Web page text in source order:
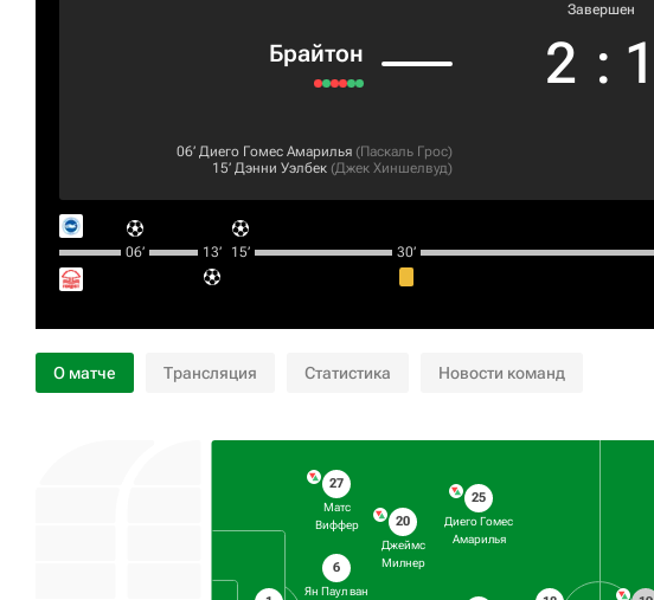
Брайтон
Завершен
2 : 1
06‎’‎ Диего Гомес Амарилья (Паскаль Грос)
15‎’‎ Дэнни Уэлбек (Джек Хиншелвуд)
06‎’‎ 13‎’‎ 15‎’‎ 30‎’‎
О матче Трансляция Статистика Новости команд
27
Матс
Виффер
6
Ян Паул ван
20
Джеймс
Милнер
25
Диего Гомес
Амарилья